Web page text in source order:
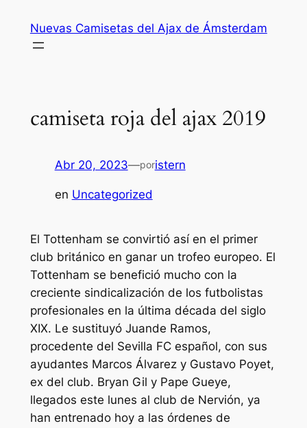
contenido
Nuevas Camisetas del Ajax de Ámsterdam
camiseta roja del ajax 2019
Abr 20, 2023—poristern
en Uncategorized
El Tottenham se convirtió así en el primer
club británico en ganar un trofeo europeo. El
Tottenham se benefició mucho con la
creciente sindicalización de los futbolistas
profesionales en la última década del siglo
XIX. Le sustituyó Juande Ramos,
procedente del Sevilla FC español, con sus
ayudantes Marcos Álvarez y Gustavo Poyet,
ex del club. Bryan Gil y Pape Gueye,
llegados este lunes al club de Nervión, ya
han entrenado hoy a las órdenes de